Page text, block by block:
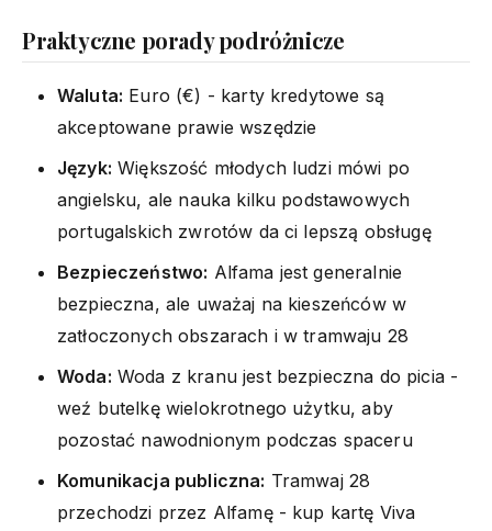
Praktyczne porady podróżnicze
Waluta: Euro (€) - karty kredytowe są
akceptowane prawie wszędzie
Język: Większość młodych ludzi mówi po
angielsku, ale nauka kilku podstawowych
portugalskich zwrotów da ci lepszą obsługę
Bezpieczeństwo: Alfama jest generalnie
bezpieczna, ale uważaj na kieszeńców w
zatłoczonych obszarach i w tramwaju 28
Woda: Woda z kranu jest bezpieczna do picia -
weź butelkę wielokrotnego użytku, aby
pozostać nawodnionym podczas spaceru
Komunikacja publiczna: Tramwaj 28
przechodzi przez Alfamę - kup kartę Viva